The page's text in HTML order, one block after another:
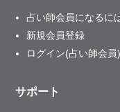
占い師会員になるに
新規会員登録
ログイン(占い師会員)
サポート